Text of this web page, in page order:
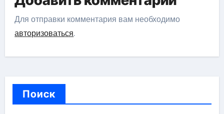
Для отправки комментария вам необходимо
авторизоваться.
Поиск